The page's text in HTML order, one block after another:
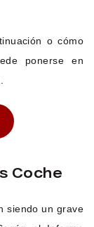
o cómo
ponerse en
Coche
siendo un grave